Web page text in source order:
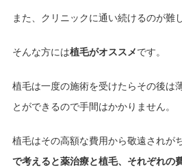
また、クリニックに通い続けるのが難
そんな方には植毛がオススメです。
植毛は一度の施術を受けたらその後は
とができるので手間はかかりません。
植毛はその高額な費用から敬遠されが
で考えると薬治療と植毛、それぞれの